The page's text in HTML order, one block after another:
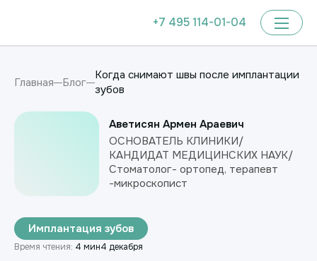
+7 495 114-01-04
Главная Блог
Когда снимают швы после имплантации
зубов
Имплантация зубов
Время чтения: 4 мин4 декабря
Аветисян Армен Араевич
ОСНОВАТЕЛЬ КЛИНИКИ/
КАНДИДАТ МЕДИЦИНСКИХ НАУК/
Стоматолог- ортопед, терапевт
-микроскопист